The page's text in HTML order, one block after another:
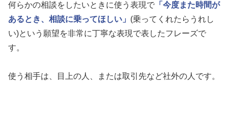
何らかの相談をしたいときに使う表現で 「今度また時間が
あるとき、相談に乗ってほしい」 (乗ってくれたらうれし
い)という願望を非常に丁寧な表現で表したフレーズで
す。
使う相手は、目上の人、または取引先など社外の人です。